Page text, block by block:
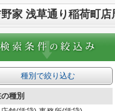
家 浅草通り稲荷町店
種別で絞り込む
種別